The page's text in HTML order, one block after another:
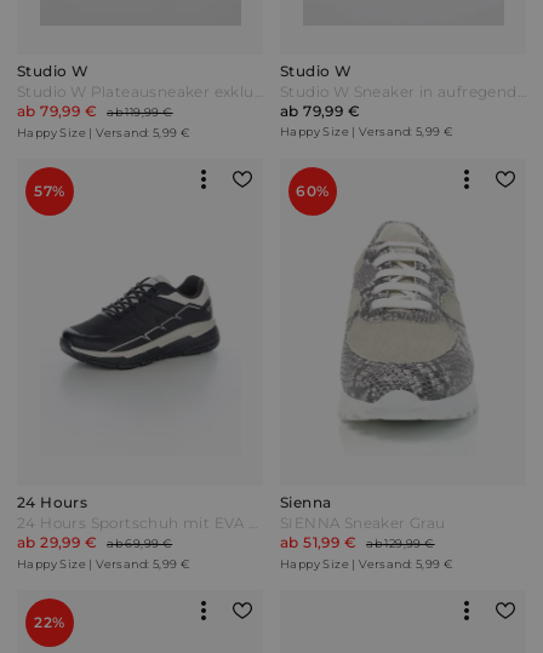
Studio W
ab 79,99 €
ab 119,99 €
Happy Size | Versand: 5,99 €
Studio W
ab 79,99 €
Happy Size | Versand: 5,99 €
57%
24 Hours
ab 29,99 €
ab 69,99 €
Happy Size | Versand: 5,99 €
60%
Sienna
SIENNA Sneaker Grau
ab 51,99 €
ab 129,99 €
Happy Size | Versand: 5,99 €
22%